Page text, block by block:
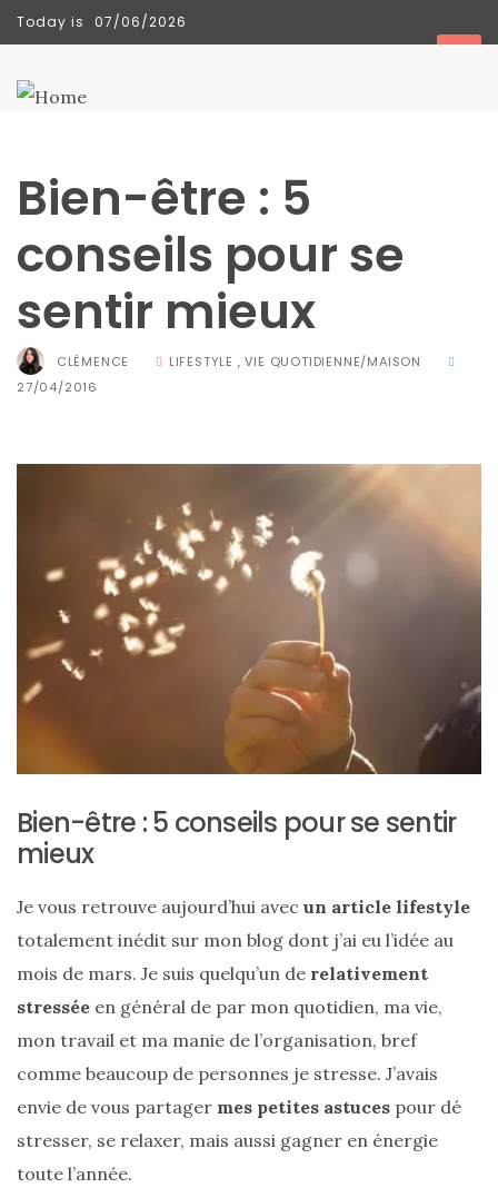
TENDANCES
Sac
Floral
Tote
Bag
de Silkyhaus :
mon
avis
sur
ce
sac
en
soie
Today is 07/06/2026
Bien-être : 5
conseils pour se
sentir mieux
CLÉMENCE LIFESTYLE ,VIE QUOTIDIENNE/MAISON
27/04/2016
Bien-être : 5 conseils pour se sentir
mieux
Je vous retrouve aujourd’hui avec un article lifestyle
totalement inédit sur mon blog dont j’ai eu l’idée au
mois de mars. Je suis quelqu’un de relativement
stressée en général de par mon quotidien, ma vie,
mon travail et ma manie de l’organisation, bref
comme beaucoup de personnes je stresse. J’avais
envie de vous partager mes petites astuces pour dé
stresser, se relaxer, mais aussi gagner en énergie
toute l’année.